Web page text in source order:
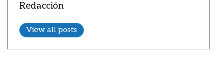
Redacción
View all posts